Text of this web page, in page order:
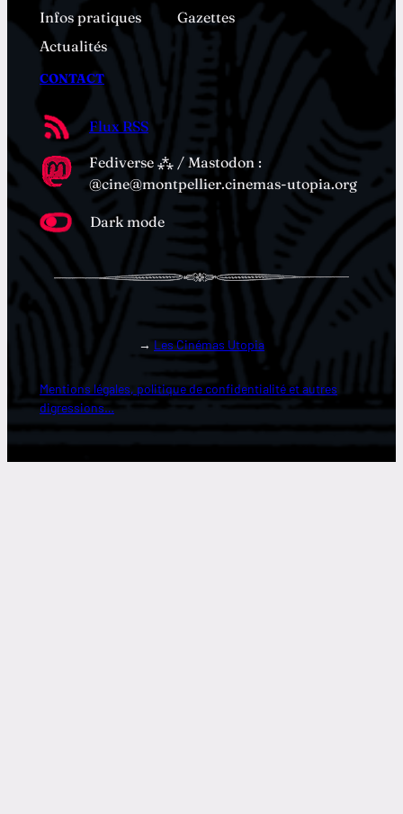
Infos pratiques
Gazettes
Actualités
CONTACT
Flux RSS
Fediverse ⁂ / Mastodon :
@cine@montpellier.cinemas-utopia.org
Dark mode
→ Les Cinémas Utopia
Mentions légales, politique de confidentialité et autres
digressions…